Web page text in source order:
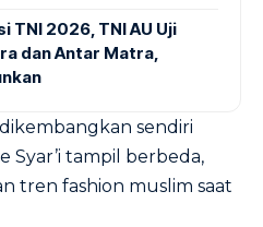
TNI 2026, TNI AU Uji
dan Antar Matra,
sendiri
Syar’i tampil berbeda,
tren fashion muslim saat